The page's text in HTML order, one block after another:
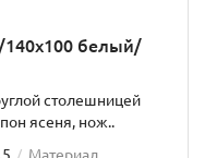
белый/
столешницей
ясеня, нож..